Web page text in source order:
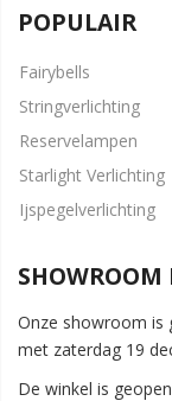
POPULAIR
Fairybells
Stringverlichting
Reservelampen
Starlight Verlichting
Ijspegelverlichting
SHOWROOM
Onze showroom is
met zaterdag 19
De winkel is